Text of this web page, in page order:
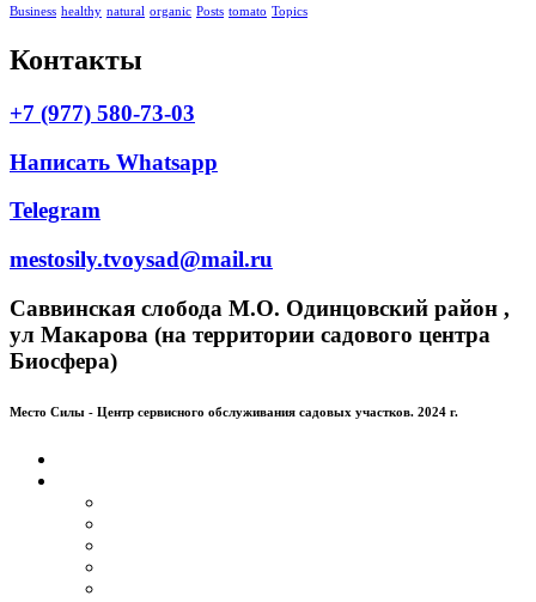
Business healthy natural organic Posts tomato Topics
Контакты
+7 (977) 580-73-03
Написать Whatsapp
Telegram
mestosily.tvoysad@mail.ru
Саввинская слобода М.О. Одинцовский район ,
ул Макарова (на территории садового центра
Биосфера)
Место Силы - Центр сервисного обслуживания садовых участков. 2024 г.